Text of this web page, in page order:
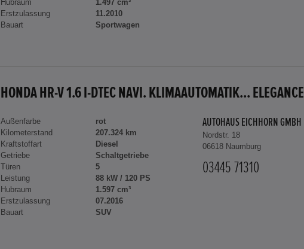
Hubraum
1.497 cm³
Erstzulassung
11.2010
Bauart
Sportwagen
HONDA HR-V 1.6 I-DTEC NAVI. KLIMAAUTOMATIK... ELEGANCE
Außenfarbe
rot
Kilometerstand
207.324 km
Kraftstoffart
Diesel
Getriebe
Schaltgetriebe
Türen
5
Leistung
88 kW / 120 PS
Hubraum
1.597 cm³
Erstzulassung
07.2016
Bauart
SUV
AUTOHAUS EICHHORN GMBH
Nordstr. 18
06618 Naumburg
03445 71310